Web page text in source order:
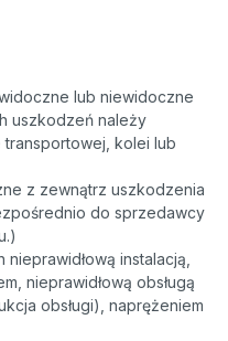
lub niewidoczne
uszkodzeń należy
transportowej, kolei lub
z zewnątrz uszkodzenia
do sprzedawcy
instalacją,
nieprawidłową obsługą
obsługi), naprężeniem